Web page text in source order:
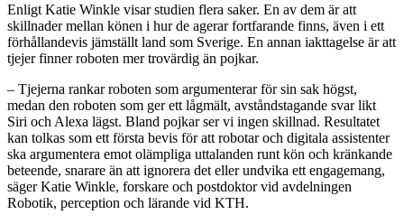
Enligt Katie Winkle visar studien flera saker. En av dem är att
skillnader mellan könen i hur de agerar fortfarande finns, även i ett
förhållandevis jämställt land som Sverige. En annan iakttagelse är att
tjejer finner roboten mer trovärdig än pojkar.
– Tjejerna rankar roboten som argumenterar för sin sak högst,
medan den roboten som ger ett lågmält, avståndstagande svar likt
Siri och Alexa lägst. Bland pojkar ser vi ingen skillnad. Resultatet
kan tolkas som ett första bevis för att robotar och digitala assistenter
ska argumentera emot olämpliga uttalanden runt kön och kränkande
beteende, snarare än att ignorera det eller undvika ett engagemang,
säger Katie Winkle, forskare och postdoktor vid avdelningen
Robotik, perception och lärande vid KTH.